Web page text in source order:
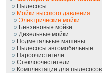
Пылесосы
Мойки высокого давления
Электрические мойки
Бензиновые мойки
Дизельные мойки
Подметальные машины
Пылесосы автомобильные
Пароочистители
Стеклоочестители
Комплектации для пылесосов